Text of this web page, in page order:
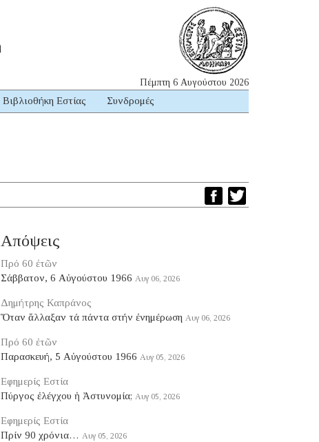
Πέμπτη 6 Αυγούστου 2026
Βιβλιοθήκη Εστίας Συνδρομές
Απόψεις
Πρό 60 ἐτῶν
Σάββατον, 6 Αὐγούστου 1966 Αυγ 06, 2026
Δημήτρης Καπράνος
Ὅταν ἄλλαξαν τά πάντα στήν ἐνημέρωση Αυγ 06, 2026
Πρό 60 ἐτῶν
Παρασκευή, 5 Αὐγούστου 1966 Αυγ 05, 2026
Εφημερίς Εστία
Πύργος ἐλέγχου ἡ Ἀστυνομία; Αυγ 05, 2026
Εφημερίς Εστία
Πρίν 90 χρόνια… Αυγ 05, 2026